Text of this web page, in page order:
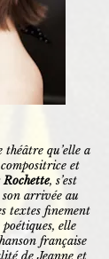
théâtre qu’elle a
et
Rochette, s’est
son arrivée au
textes finement
elle
française
de Jeanne et